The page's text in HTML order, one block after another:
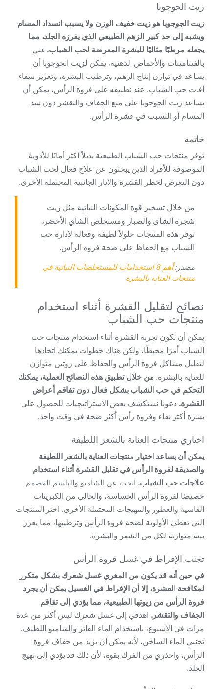
زيت الجوجوبا
زيت الجوجوبا هو زيت خفيف الوزن ولا يسبب انسداد المسام
ويشبه إلى حد كبير الزهم الطبيعي الذي يفرزه الجلد، مما
يجعله مرطبًا مثاليًا للبشرة المعرضة لحب الشباب. غني
بالفيتامينات والأحماض الدهنية، يمكن لزيت الجوجوبا أن
يساعد في توازن إنتاج الزهم، وترطيب البشرة، وتعزيز شفاء
آفات حب الشباب. عند تطبيقه على فروة الرأس، يمكن أن
يساعد زيت الجوجوبا على منع الجفاف والتقشر دون سد
المسام أو التسبب في قشرة الرأس.
خاتمة
توفر منتجات حب الشباب الطبيعية بديلاً أكثر أمانًا للأدوية
الموصوفة للأفراد الذين يبحثون عن علاج فعال لحب الشباب
دون التعرض لخطر القشرة والآثار الجانبية المحتملة الأخرى.
من خلال تسخير قوة المكونات النباتية مثل زيت
شجرة الشاي والصبار ومستخلص الشاي الأخضر،
توفر هذه المنتجات حلولاً لطيفة وفعالة لإدارة حب
الشباب مع الحفاظ على صحة فروة الرأس.
مصدر:
أهم 8 استخدامات للمستخلصات النباتية في
منتجات العناية بالبشرة
نصائح لتقليل القشرة أثناء استخدام
منتجات حب الشباب
يمكن أن تكون تجربة القشرة أثناء استخدام منتجات حب
الشباب أمرًا محبطًا، ولكن هناك خطوات يمكنك اتخاذها
لتقليل مشاكل فروة الرأس والحفاظ على روتين متوازن
للعناية بالبشرة. من خلال تطبيق هذه النصائح العملية، يمكنك
التحكم في حب الشباب بشكل فعال دون تفاقم أعراض
القشرة. دعونا نستكشف بعض الاستراتيجيات للحصول على
بشرة أكثر نقاء وفروة رأس أكثر صحة في وقت واحد.
اختاري منتجات العناية بالشعر اللطيفة
يمكن أن يساعد اختيار منتجات العناية بالشعر اللطيفة
والصديقة لفروة الرأس في تقليل القشرة أثناء استخدام
علاجات حب الشباب. ابحث عن الشامبو والبلسم المصمم
خصيصًا لفروة الرأس الحساسة، والخالي من الكبريتات
القاسية والعطور والمهيجات المحتملة الأخرى. اختر المنتجات
التي تعطي الأولوية لصحة فروة الرأس وترطيبها، مما يعزز
بيئة متوازنة لكل من الشعر والبشرة.
تجنب الإفراط في غسل فروة الرأس
في حين أنه قد يكون من المغري غسل شعرك بشكل متكرر
لمكافحة القشرة، إلا أن الإفراط في الغسيل يمكن أن يجرد
فروة الرأس من زيوتها الطبيعية، مما يؤدي إلى تفاقم
الجفاف والتقشر. اهدفي إلى غسل شعرك ليس أكثر من عدة
مرات في الأسبوع، باستخدام الماء الفاتر والشامبو اللطيف.
تجنبي الماء الساخن، لأنه يمكن أن يزيد من جفاف فروة
الرأس، واحذري من الفرك بقوة، لأن ذلك قد يؤدي إلى تهيج
الجلد.